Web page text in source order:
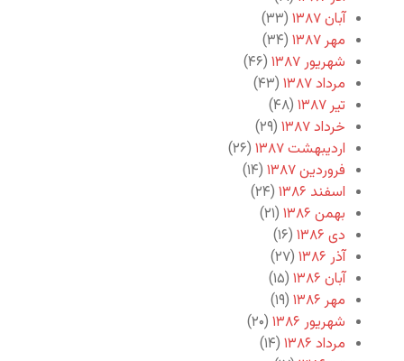
آبان ۱۳۸۷
(۳۳)
مهر ۱۳۸۷
(۳۴)
شهریور ۱۳۸۷
(۴۶)
مرداد ۱۳۸۷
(۴۳)
تیر ۱۳۸۷
(۴۸)
خرداد ۱۳۸۷
(۲۹)
اردیبهشت ۱۳۸۷
(۲۶)
فروردین ۱۳۸۷
(۱۴)
اسفند ۱۳۸۶
(۲۴)
بهمن ۱۳۸۶
(۲۱)
دی ۱۳۸۶
(۱۶)
آذر ۱۳۸۶
(۲۷)
آبان ۱۳۸۶
(۱۵)
مهر ۱۳۸۶
(۱۹)
شهریور ۱۳۸۶
(۲۰)
مرداد ۱۳۸۶
(۱۴)